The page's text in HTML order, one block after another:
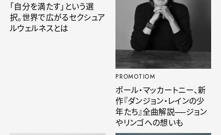
「自分を満たす」という選
択。世界で広がるセクシュア
ルウェルネスとは
PROMOTIOM
ポール・マッカートニー、新
作『ダンジョン・レインの少
年たち』全曲解説──ジョン
やリンゴへの想いも